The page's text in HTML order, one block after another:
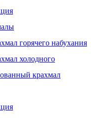
горячего набухания
холодного
крахмал